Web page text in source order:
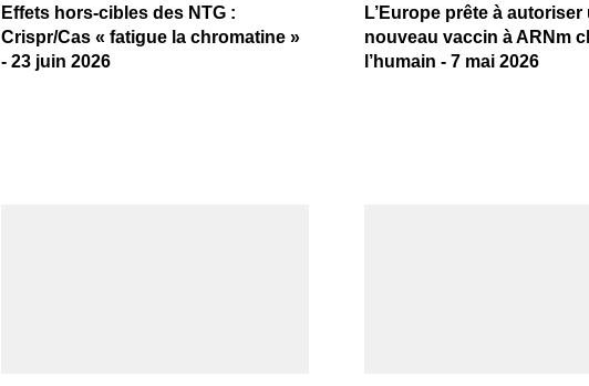
Effets hors-cibles des NTG :
Crispr/Cas « fatigue la chromatine »
- 23 juin 2026
L’Europe prête à autoriser
nouveau vaccin à ARNm
l’humain - 7 mai 2026